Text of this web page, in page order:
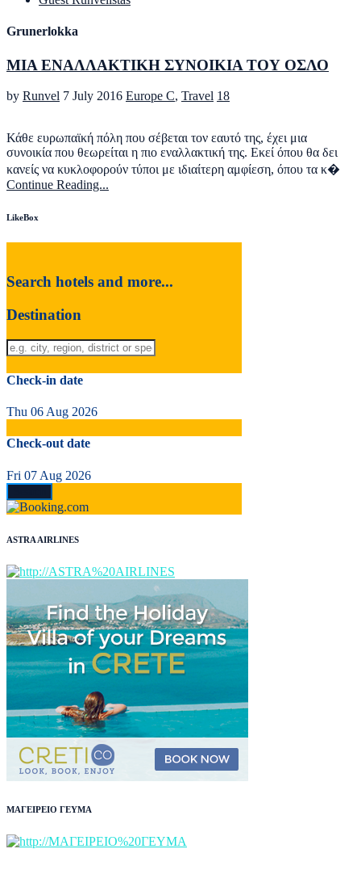
Grunerlokka
ΜΙΑ ΕΝΑΛΛΑΚΤΙΚΗ ΣΥΝΟΙΚΙΑ ΤΟΥ ΟΣΛΟ
by Runvel 7 July 2016 Europe C, Travel 18
Κάθε ευρωπαϊκή πόλη που σέβεται τον εαυτό της, έχει μια
συνοικία που θεωρείται η πιο εναλλακτική της. Εκεί όπου θα δει
κανείς να κυκλοφορούν τύποι με ιδιαίτερη αμφίεση, όπου τα κ�
Continue Reading...
LikeBox
Search hotels and more...
Destination
Check-in date
Thu 06 Aug 2026
Check-out date
Fri 07 Aug 2026
ASTRA AIRLINES
ΜΑΓΕΙΡΕΙΟ ΓΕΥΜΑ